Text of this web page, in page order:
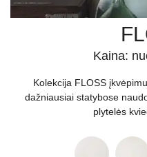
Kaina:
Kolekcija FLOSS
dažniausiai statybose
plytelės